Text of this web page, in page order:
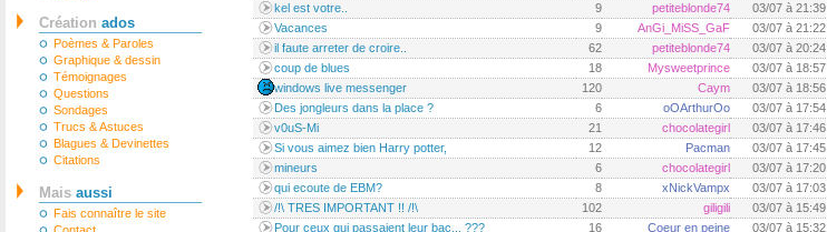
Création ados
Poèmes & Paroles
Graphique & dessin
Témoignages
Questions
Sondages
Trucs & Astuces
Blagues & Devinettes
Citations
Mais aussi
Fais connaître le site
kel est votre..
9 petiteblonde74
03/07 à 21:39
Vacances
9 AnGi_MiSS_GaF
03/07 à 21:22
il faute arreter de croire..
62 petiteblonde74
03/07 à 20:24
coup de blues
18 Mysweetprince
03/07 à 18:57
windows live messenger
120 Caym
03/07 à 18:56
Des jongleurs dans la place ?
6 oOArthurOo
03/07 à 17:54
v0uS-Mi
21 chocolategirl
03/07 à 17:46
Si vous aimez bien Harry potter,
12 Pacman
03/07 à 17:45
mineurs
6 chocolategirl
03/07 à 17:20
qui ecoute de EBM?
8 xNickVampx
03/07 à 17:03
/!\ TRES IMPORTANT !! /!\
102 giligili
03/07 à 15:49
Pour ceux qui passaient leur bac... ???
16 Coeur en peine
03/07 à 15:32